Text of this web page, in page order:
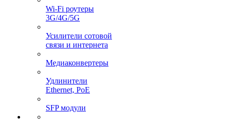
Wi-Fi роутеры
3G/4G/5G
Усилители сотовой
связи и интернета
Медиаконвертеры
Удлинители
Ethernet, PoE
SFP модули